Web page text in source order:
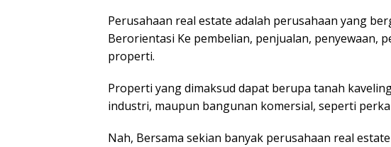
Perusahaan real estate adalah perusahaan yang
Berorientasi Ke pembelian, penjualan, penyewaan,
properti.
Properti yang dimaksud dapat berupa tanah
industri, maupun bangunan komersial, seperti
Nah, Bersama sekian banyak perusahaan real